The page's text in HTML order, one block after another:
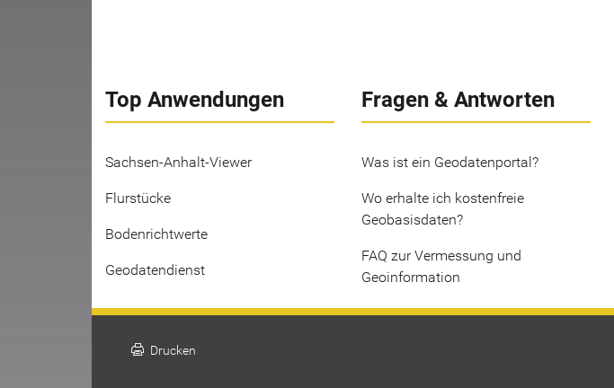
Top Anwendungen
Sachsen-Anhalt-Viewer
Flurstücke
Bodenrichtwerte
Geodatendienst
Fragen & Antworten
Was ist ein Geodatenportal?
Wo erhalte ich kostenfreie
Geobasisdaten?
FAQ zur Vermessung und
Geoinformation
print Drucken